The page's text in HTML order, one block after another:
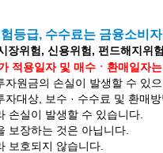
등급, 수수료는 금융소비
장위험, 신용위험, 펀드해지위
적용일자 및 매수ㆍ환매일
자원금의 손실이 발생할 수 있
대상, 보수 · 수수료 및 환매
손실이 발생할 수 있습니다.
보장하는 것은 아닙니다.
보호되지 않습니다.